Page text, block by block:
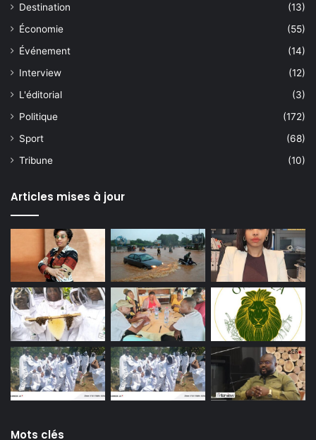
Destination
(13)
Économie
(55)
Événement
(14)
Interview
(12)
L'éditorial
(3)
Politique
(172)
Sport
(68)
Tribune
(10)
Articles mises à jour
Mots clés